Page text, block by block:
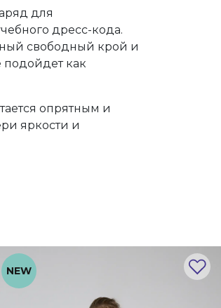
для
дресс-кода.
свободный крой и
подойдет как
опрятным и
яркости и
NEW